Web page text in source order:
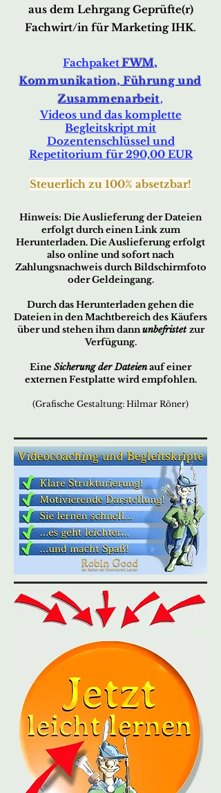
aus dem LehrgangGeprüfte(r)
Fachwirt/in für Marketing IHK.
FachpaketFWM,
Kommunikation, Führung und
Zusammenarbeit,
Videos und das komplette
Begleitskript mit
Dozentenschlüssel und
Repetitorium für 290,00 EUR
Steuerlich zu 100% absetzbar!
Hinweis: Die Auslieferung derDateien
erfolgt durch einen Link zum
Herunterladen. Die Auslieferung erfolgt
also online und sofort nach
Zahlungsnachweis durch Bildschirmfoto
oder Geldeingang.
Durch das Herunterladen gehen die
Dateien in den Machtbereich des Käufers
über und stehen ihm dannunbefristetzur
Verfügung.
Eine Sicherung der Dateienauf einer
externen Festplatte wird empfohlen.
(Grafische Gestaltung: Hilmar Röner)